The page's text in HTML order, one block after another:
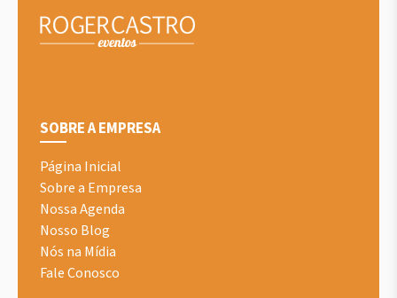
SOBRE A EMPRESA
Página Inicial
Sobre a Empresa
Nossa Agenda
Nosso Blog
Nós na Mídia
Fale Conosco